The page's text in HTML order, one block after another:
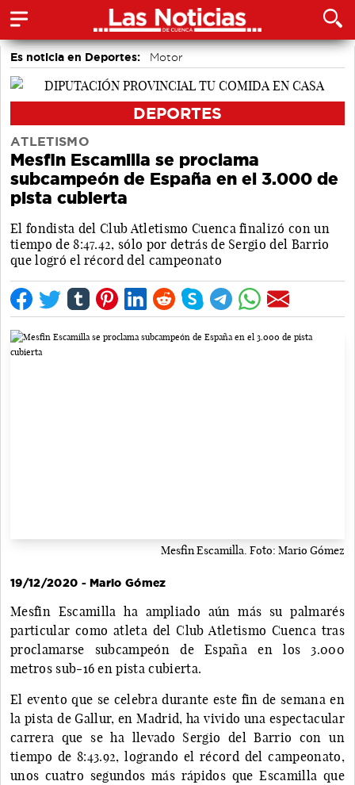
Es noticia en Deportes: Motor
DEPORTES
ATLETISMO
Mesfin Escamilla se proclama
subcampeón de España en el 3.000 de
pista cubierta
El fondista del Club Atletismo Cuenca finalizó con un
tiempo de 8:47.42, sólo por detrás de Sergio del Barrio
que logró el récord del campeonato
Mesfin Escamilla. Foto: Mario Gómez
19/12/2020 - Mario Gómez
Mesfin Escamilla ha ampliado aún más su palmarés
particular como atleta del Club Atletismo Cuenca tras
proclamarse subcampeón de España en los 3.000
metros sub-16 en pista cubierta.
El evento que se celebra durante este fin de semana en
la pista de Gallur, en Madrid, ha vivido una espectacular
carrera que se ha llevado Sergio del Barrio con un
tiempo de 8:43.92, logrando el récord del campeonato,
unos cuatro segundos más rápidos que Escamilla que